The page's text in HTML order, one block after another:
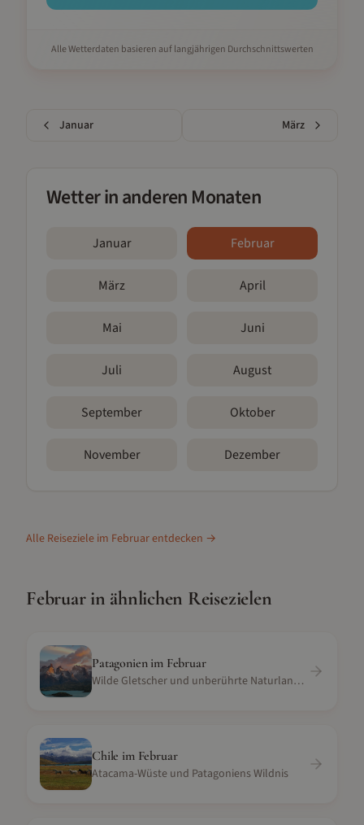
Alle Wetterdaten basieren auf langjährigen Durchschnittswerten
Januar März
Wetter in anderen Monaten
Januar Februar
März April
Mai Juni
Juli August
September Oktober
November Dezember
Alle Reiseziele im Februarentdecken →
Februarin ähnlichen Reisezielen
Patagonienim Februar
Wilde Gletscher und unberührte Naturlandschaft
Chile im Februar
Atacama-Wüste und Patagoniens Wildnis